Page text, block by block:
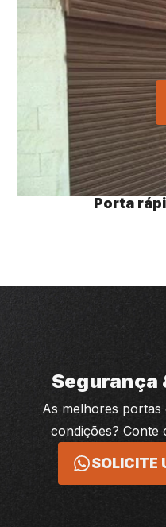
Porta
Segurança
As melhores
condições? Conte
SOLICITE